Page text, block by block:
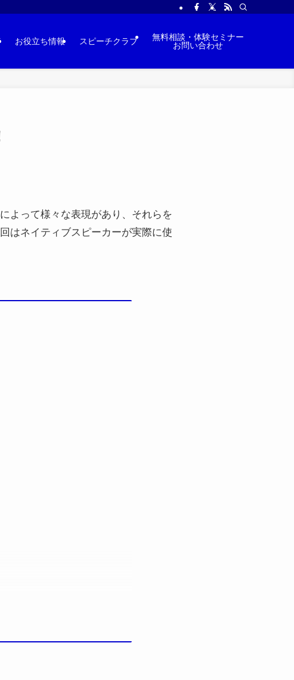
お役立ち情報 スピーチクラブ
無料相談・体験セミナー
お問い合わせ
よって様々な表現があり、それらを
はネイティブスピーカーが実際に使